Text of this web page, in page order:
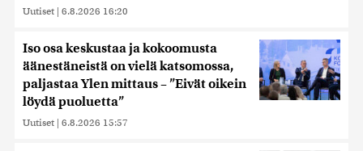
Uutiset | 6.8.2026 16:20
Iso osa keskustaa ja kokoomusta
äänestäneistä on vielä katsomossa,
paljastaa Ylen mittaus – ”Eivät oikein
löydä puoluetta”
Uutiset | 6.8.2026 15:57